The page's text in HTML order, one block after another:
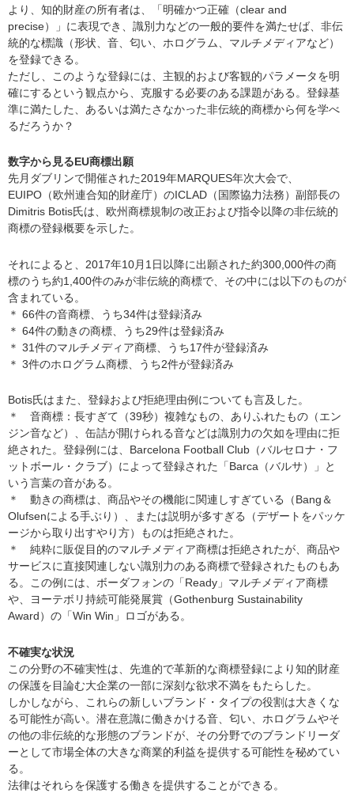
より、知的財産の所有者は、「明確かつ正確（clear and
precise）」に表現でき、識別力などの一般的要件を満たせば、非伝
統的な標識（形状、音、匂い、ホログラム、マルチメディアなど）
を登録できる。
ただし、このような登録には、主観的および客観的パラメータを明
確にするという観点から、克服する必要のある課題がある。登録基
準に満たした、あるいは満たさなかった非伝統的商標から何を学べ
るだろうか？
数字から見るEU商標出願
先月ダブリンで開催された2019年MARQUES年次大会で、
EUIPO（欧州連合知的財産庁）のICLAD（国際協力法務）副部長の
Dimitris Botis氏は、欧州商標規制の改正および指令以降の非伝統的
商標の登録概要を示した。
それによると、2017年10月1日以降に出願された約300,000件の商
標のうち約1,400件のみが非伝統的商標で、その中には以下のものが
含まれている。
＊ 66件の音商標、うち34件は登録済み
＊ 64件の動きの商標、うち29件は登録済み
＊ 31件のマルチメディア商標、うち17件が登録済み
＊ 3件のホログラム商標、うち2件が登録済み
Botis氏はまた、登録および拒絶理由例についても言及した。
＊ 音商標：長すぎて（39秒）複雑なもの、ありふれたもの（エン
ジン音など）、缶詰が開けられる音などは識別力の欠如を理由に拒
絶された。登録例には、Barcelona Football Club（バルセロナ・フ
ットボール・クラブ）によって登録された「Barca（バルサ）」と
いう言葉の音がある。
＊ 動きの商標は、商品やその機能に関連しすぎている（Bang＆
Olufsenによる手ぶり）、または説明が多すぎる（デザートをパッケ
ージから取り出すやり方）ものは拒絶された。
＊ 純粋に販促目的のマルチメディア商標は拒絶されたが、商品や
サービスに直接関連しない識別力のある商標で登録されたものもあ
る。この例には、ボーダフォンの「Ready」マルチメディア商標
や、ヨーテボリ持続可能発展賞（Gothenburg Sustainability
Award）の「Win Win」ロゴがある。
不確実な状況
この分野の不確実性は、先進的で革新的な商標登録により知的財産
の保護を目論む大企業の一部に深刻な欲求不満をもたらした。
しかしながら、これらの新しいブランド・タイプの役割は大きくな
る可能性が高い。潜在意識に働きかける音、匂い、ホログラムやそ
の他の非伝統的な形態のブランドが、その分野でのブランドリーダ
ーとして市場全体の大きな商業的利益を提供する可能性を秘めてい
る。
法律はそれらを保護する働きを提供することができる。